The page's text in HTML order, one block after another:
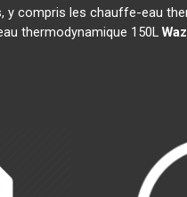
y compris les chauffe-eau
thermodynamique 150L